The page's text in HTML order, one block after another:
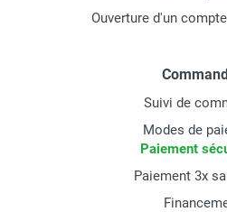
Ouverture d'un
Suivi de
Modes de
Paiement
Paiement 3x